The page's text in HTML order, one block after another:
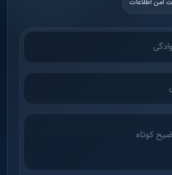
امن اطلاعات